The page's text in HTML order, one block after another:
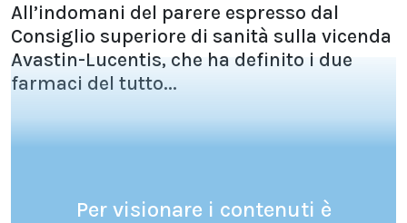
All’indomani del parere espresso dal
Consiglio superiore di sanità sulla vicenda
Avastin-Lucentis, che ha definito i due
farmaci del tutto...
Per visionare i contenuti è